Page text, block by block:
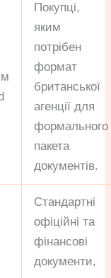
Покупці,
яким
потрібен
формат
британської
агенції для
формального
пакета
документів.
Стандартні
офіційні та
фінансові
документи,